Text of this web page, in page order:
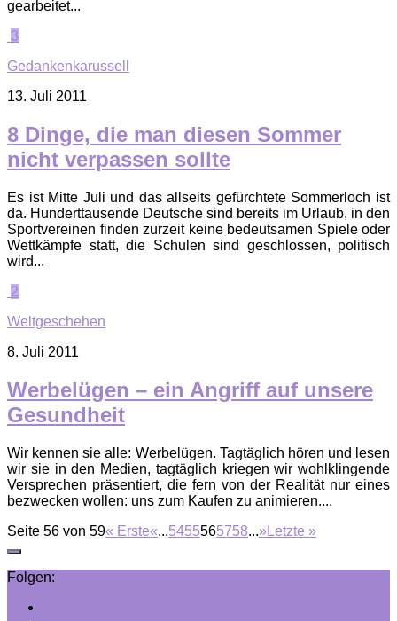
gearbeitet...
3
Gedankenkarussell
13. Juli 2011
8 Dinge, die man diesen Sommer
nicht verpassen sollte
Es ist Mitte Juli und das allseits gefürchtete Sommerloch ist
da. Hunderttausende Deutsche sind bereits im Urlaub, in den
Sportvereinen finden zurzeit keine bedeutsamen Spiele oder
Wettkämpfe statt, die Schulen sind geschlossen, politisch
wird...
2
Weltgeschehen
8. Juli 2011
Werbelügen – ein Angriff auf unsere
Gesundheit
Wir kennen sie alle: Werbelügen. Tagtäglich hören und lesen
wir sie in den Medien, tagtäglich kriegen wir wohlklingende
Versprechen präsentiert, die fern von der Realität nur eines
bezwecken wollen: uns zum Kaufen zu animieren....
Seite 56 von 59« Erste«...5455565758...»Letzte »
Folgen: